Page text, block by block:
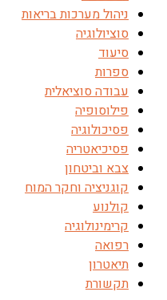
ניהול מערכות בריאות
סוציולוגיה
סיעוד
ספרות
עבודה סוציאלית
פילוסופיה
פסיכולוגיה
פסיכיאטריה
צבא וביטחון
קוגניציה וחקר המוח
קולנוע
קרימינולוגיה
רפואה
תיאטרון
תקשורת